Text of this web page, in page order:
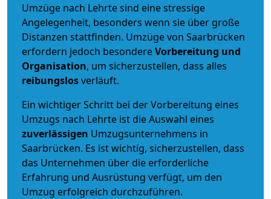
Umzüge nach Lehrte sind eine stressige
Angelegenheit, besonders wenn sie über große
Distanzen stattfinden. Umzüge von Saarbrücken
erfordern jedoch besondereVorbereitung und
Organisation, um sicherzustellen, dass alles
reibungslosverläuft.
Ein wichtiger Schritt bei der Vorbereitung eines
Umzugs nach Lehrte ist die Auswahl eines
zuverlässigen Umzugsunternehmens in
Saarbrücken. Es ist wichtig, sicherzustellen, dass
das Unternehmen über die erforderliche
Erfahrung und Ausrüstung verfügt, um den
Umzug erfolgreich durchzuführen.